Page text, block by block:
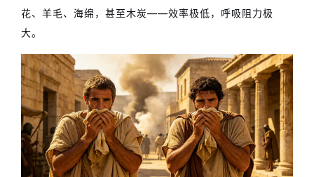
花、羊毛、海绵，甚至木炭——效率极低，呼吸阻力极
大。